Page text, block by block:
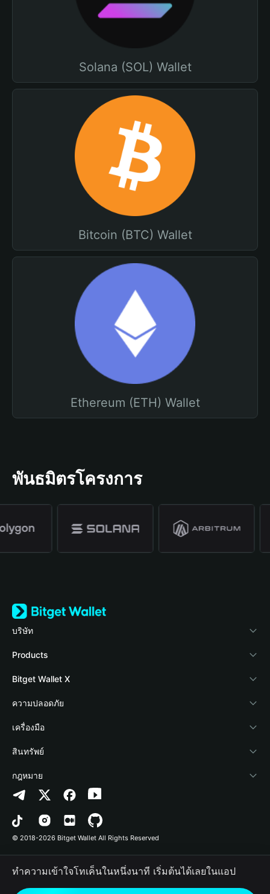
Solana (SOL) Wallet
Bitcoin (BTC) Wallet
Ethereum (ETH) Wallet
พันธมิตรโครงการ
บริษัท
เกี่ยวกับ Bitget Wallet
Blog
Academy
ข่าวสารด้านคริปโต
ศูนย์ช่วยเหลือ
ติดต่อเรา
ทรัพยากรข้อมูลของแบรนด์
อาชีพ
Products
Crypto Card
Stablecoin Earn
Payfi Crypto
Crypto Swap API
Altcoin Season Index
Prediction Markets
DApp
RWA
Bitget Wallet X
นักพัฒนา
เชื่อมต่อ Wallet
Bitget Wallet Pay
ลิสต์โปรเจกต์
ความปลอดภัย
Protection Fund
เทคโนโลยีความปลอดภัย
เครื่องมือ
ซื้อคริปโต
การตรวจจับการอนุญาต
การตรวจจับสัญญา
การโอนเป็นชุด
สินทรัพย์
Arbitrum
Avalanche
Bitcoin
Polygon
กฎหมาย
นโยบายความเป็นส่วนตัว
ข้อตกลงในการใช้บริการ
© 2018-2026 Bitget Wallet All Rights Reserved
ทำความเข้าใจโทเค็นในหนึ่งนาที เริ่มต้นได้เลยในแอป